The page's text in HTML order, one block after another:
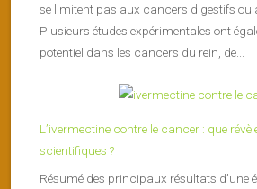
se limitent pas aux cancers digestifs ou
Plusieurs études expérimentales ont
potentiel dans les cancers du rein, de...
L’ivermectine contre le cancer : que
scientifiques ?
Résumé des principaux résultats d’une